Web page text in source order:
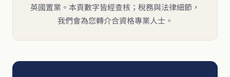
英國置業。本頁數字皆經查核；稅務與法律細節，
我們會為您轉介合資格專業人士。